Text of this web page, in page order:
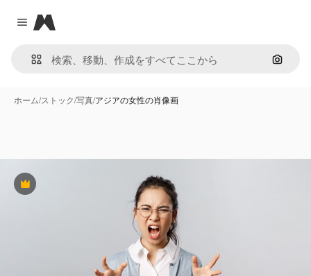
Close menu
Magnific
画像で
ホーム/ストック/写真/アジアの女性の肖像画
Premium